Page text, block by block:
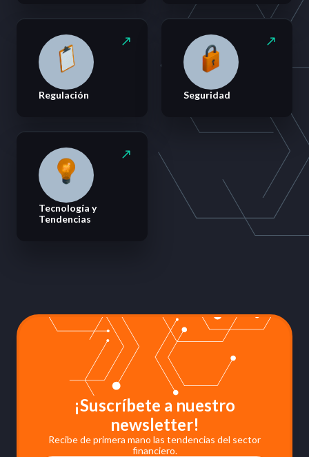
Regulación Seguridad
Tecnología y
Tendencias
¡Suscríbete a nuestro
newsletter!
Recibe de primera mano las tendencias del sector
financiero.